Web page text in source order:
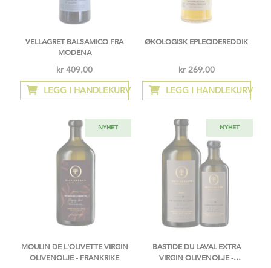
VELLAGRET BALSAMICO FRA
MODENA
kr 409,00
LEGG I HANDLEKURV
ØKOLOGISK EPLECIDEREDDIK
kr 269,00
LEGG I HANDLEKURV
NYHET
MOULIN DE L'OLIVETTE VIRGIN
OLIVENOLJE - FRANKRIKE
NYHET
BASTIDE DU LAVAL EXTRA
VIRGIN OLIVENOLJE -